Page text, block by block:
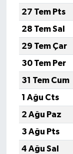
27 Tem Pts
28 Tem Sal
29 Tem Çar
30 Tem Per
31 Tem Cum
1 Ağu Cts
2 Ağu Paz
3 Ağu Pts
4 Ağu Sal